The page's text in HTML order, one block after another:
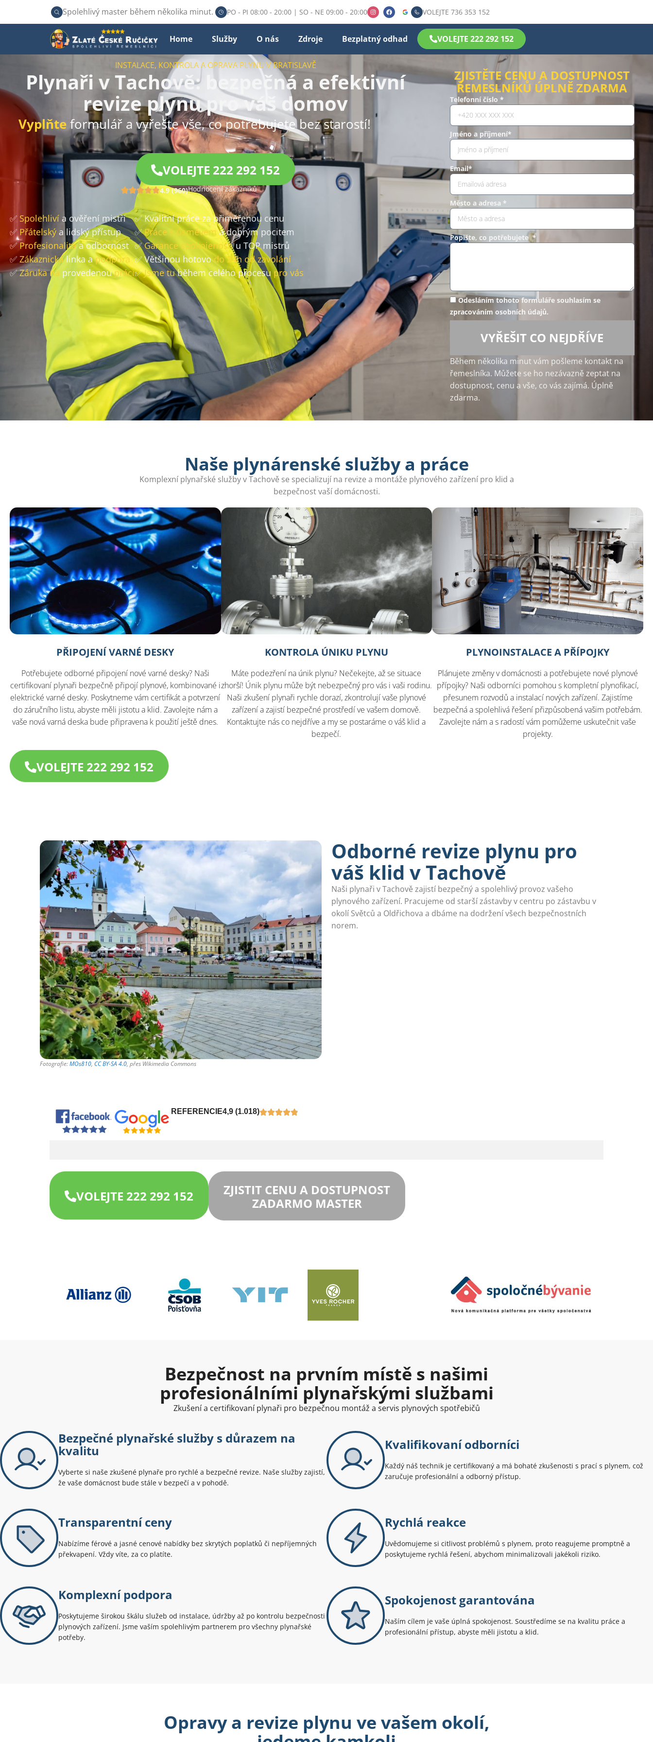
Spolehlivý master během několika minut. PO - PI 08:00 - 20:00 | SO - NE 09:00 - 20:00 VOLEJTE 736 353 152
Home Služby O nás Zdroje Bezplatný odhad VOLEJTE 222 292 152
INSTALACE, KONTROLA A OPRAVA PLYNU V BRATISLAVĚ
Plynaři v Tachově: bezpečná a efektivní
revize plynu pro váš domov
Vyplňteformulář a vyřešte vše, co potřebujete bez starostí!
VOLEJTE 222 292 152
4.9 (960)Hodnocení zákazníků
✅ Spolehliví a ověření mistři
✅Přátelský a lidský přístup
✅Profesionalitaa odbornost
✅Zákaznickálinka apodpora
✅Záruka na provedenoupráci
✅ Kvalitní práce za přiměřenou cenu
✅Práce s úsměvema dobrým pocitem
✅Garance spokojenostiu TOP mistrů
✅ Většinou hotovodo 24h od zavolání
✅Jsme tuběhem celého procesupro vás
ZJISTĚTE CENU A DOSTUPNOST
ŘEMESLNÍKŮ ÚPLNĚ ZDARMA
Telefonní číslo *
Jméno a příjmení*
Email*
Město a adresa *
Popište, co potřebujete *
Odesláním tohoto formuláře souhlasím se
zpracováním osobních údajů.
VYŘEŠIT CO NEJDŘÍVE
Během několika minut vám pošleme kontakt na
řemeslníka. Můžete se ho nezávazně zeptat na
dostupnost, cenu a vše, co vás zajímá. Úplně
zdarma.
Naše plynárenské služby a práce
Komplexní plynařské služby v Tachově se specializují na revize a montáže plynového zařízení pro klid a
bezpečnost vaší domácnosti.
PŘIPOJENÍ VARNÉ DESKY
Potřebujete odborné připojení nové varné desky? Naši
certifikovaní plynaři bezpečně připojí plynové, kombinované i
elektrické varné desky. Poskytneme vám certifikát a potvrzení
do záručního listu, abyste měli jistotu a klid. Zavolejte nám a
vaše nová varná deska bude připravena k použití ještě dnes.
KONTROLA ÚNIKU PLYNU
Máte podezření na únik plynu? Nečekejte, až se situace
zhorší! Únik plynu může být nebezpečný pro vás i vaši rodinu.
Naši zkušení plynaři rychle dorazí, zkontrolují vaše plynové
zařízení a zajistí bezpečné prostředí ve vašem domově.
Kontaktujte nás co nejdříve a my se postaráme o váš klid a
bezpečí.
PLYNOINSTALACE A PŘÍPOJKY
Plánujete změny v domácnosti a potřebujete nové plynové
přípojky? Naši odborníci pomohou s kompletní plynofikací,
přesunem rozvodů a instalací nových zařízení. Zajistíme
bezpečná a spolehlivá řešení přizpůsobená vašim potřebám.
Zavolejte nám a s radostí vám pomůžeme uskutečnit vaše
projekty.
VOLEJTE 222 292 152
Fotografie:MOs810, CC BY-SA 4.0, přes Wikimedia Commons
Odborné revize plynu pro
váš klid v Tachově
Naši plynaři v Tachově zajistí bezpečný a spolehlivý provoz vašeho
plynového zařízení. Pracujeme od starší zástavby v centru po zástavbu v
okolí Světců a Oldřichova a dbáme na dodržení všech bezpečnostních
norem.
REFERENCIE4,9 (1.018)
VOLEJTE 222 292 152
ZJISTIT CENU A DOSTUPNOST
ZADARMO MASTER
Bezpečnost na prvním místě s našimi
profesionálními plynařskými službami
Zkušení a certifikovaní plynaři pro bezpečnou montáž a servis plynových spotřebičů
Bezpečné plynařské služby s důrazem na
kvalitu
Vyberte si naše zkušené plynaře pro rychlé a bezpečné revize. Naše služby zajistí,
že vaše domácnost bude stále v bezpečí a v pohodě.
Kvalifikovaní odborníci
Každý náš technik je certifikovaný a má bohaté zkušenosti s prací s plynem, což
zaručuje profesionální a odborný přístup.
Transparentní ceny
Nabízíme férové a jasné cenové nabídky bez skrytých poplatků či nepříjemných
překvapení. Vždy víte, za co platíte.
Rychlá reakce
Uvědomujeme si citlivost problémů s plynem, proto reagujeme promptně a
poskytujeme rychlá řešení, abychom minimalizovali jakékoli riziko.
Komplexní podpora
Poskytujeme širokou škálu služeb od instalace, údržby až po kontrolu bezpečnosti
plynových zařízení. Jsme vaším spolehlivým partnerem pro všechny plynařské
potřeby.
Spokojenost garantována
Naším cílem je vaše úplná spokojenost. Soustředíme se na kvalitu práce a
profesionální přístup, abyste měli jistotu a klid.
Opravy a revize plynu ve vašem okolí,